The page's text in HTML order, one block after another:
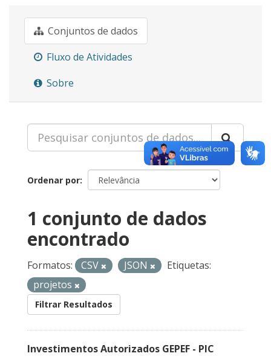
Conjuntos de dados
Fluxo de Atividades
Sobre
Ordenar por
1 conjunto de dados
encontrado
Formatos: CSV JSON
Etiquetas:
projetos
Filtrar Resultados
Investimentos Autorizados GEPEF - PIC